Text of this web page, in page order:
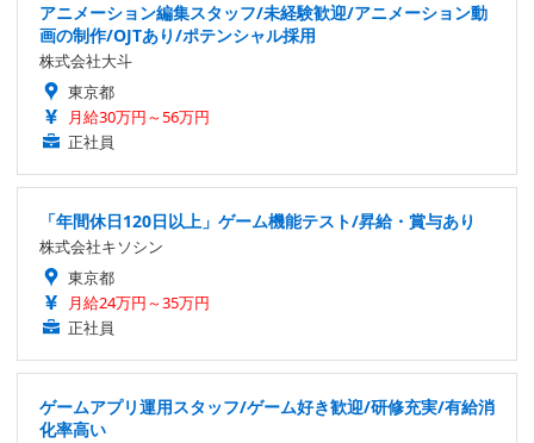
アニメーション編集スタッフ/未経験歓迎/アニメーション動
画の制作/OJTあり/ポテンシャル採用
株式会社大斗
東京都
月給30万円～56万円
正社員
「年間休日120日以上」ゲーム機能テスト/昇給・賞与あり
株式会社キソシン
東京都
月給24万円～35万円
正社員
ゲームアプリ運用スタッフ/ゲーム好き歓迎/研修充実/有給消
化率高い